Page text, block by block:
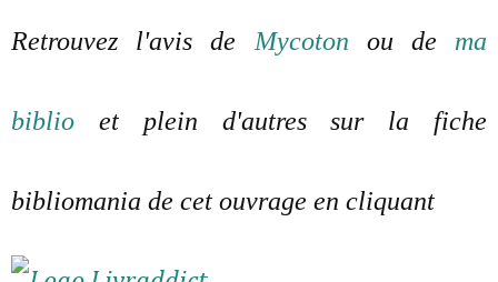
Retrouvez l'avis de Mycoton ou de ma
biblio et plein d'autres sur la fiche
bibliomania de cet ouvrage en cliquant